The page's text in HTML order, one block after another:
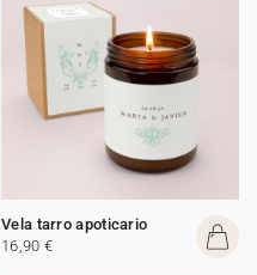
Vela tarro apoticario
16,90 €